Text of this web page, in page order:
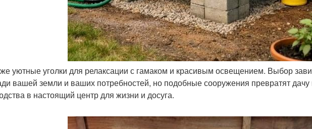
уютные уголки для релаксации с гамаком и красивым освещением. Выбор
вашей земли и ваших потребностей, но подобные сооружения превратят дачу
в настоящий центр для жизни и досуга.